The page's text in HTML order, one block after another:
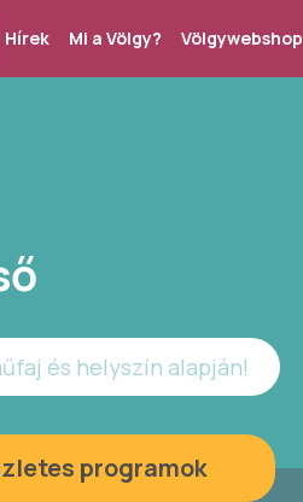
Hírek Mi a Völgy? Völgywebshop
és helyszín alapján!
programok